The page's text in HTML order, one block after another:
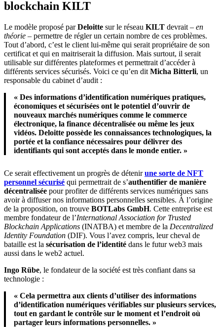
blockchain KILT
Le modèle proposé parDeloitte sur le réseau KILT devrait – en
théorie – permettre de régler un certain nombre de ces problèmes.
Tout d’abord, c’est le client lui-même qui serait propriétaire de son
certificat et qui en maitriserait la diffusion. Mais surtout, il serait
utilisable sur différentes plateformes et permettrait d’accéder à
différents services sécurisés. Voici ce qu’en dit Micha Bitterli, un
responsable du cabinet d’audit :
« Des informations d’identification numériques pratiques,
économiques et sécurisées ont le potentiel d’ouvrir de
nouveaux marchés numériques comme le commerce
électronique, la finance décentralisée ou même les jeux
vidéos. Deloitte possède les connaissances technologiques, la
portée et la confiance nécessaires pour délivrer des
identifiants qui sont acceptés dans le monde entier. »
Ce serait effectivement un progrès de détenirune sorte de NFT
personnel sécurisé qui permettrait de s’authentifier de manière
décentralisée pour profiter de différents services numériques sans
avoir à diffuser nos informations personnelles sensibles. À l’origine
de la proposition, on trouve BOTLabs GmbH. Cette entreprise est
membre fondateur de l’International Association for Trusted
Blockchain Applications (INATBA) et membre de la Decentralized
Identity Foundation (DIF). Vous l’avez compris, leur cheval de
bataille est la sécurisation de l’identité dans le futur web3 mais
aussi dans le web2 actuel.
Ingo Rübe, le fondateur de la société est très confiant dans sa
technologie :
« Cela permettra aux clients d’utiliser des informations
d’identification numériques vérifiables sur plusieurs services,
tout en gardant le contrôle sur le moment et l’endroit où
partager leurs informations personnelles. »